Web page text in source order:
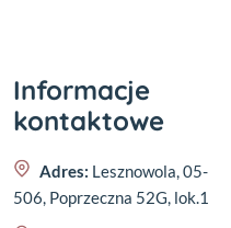
Informacje
kontaktowe
Adres: Lesznowola, 05-
506, Poprzeczna 52G, lok.1